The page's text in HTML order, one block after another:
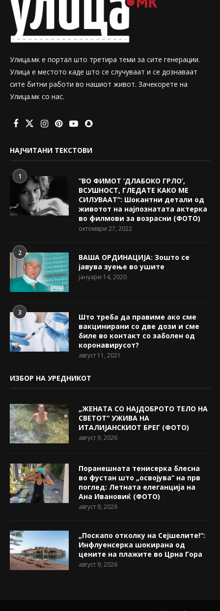
Улица.мк е портал што третира теми за сите генерации.
Улица е местото каде што се случуваат и се дознаваат
сите битни работи во нашиот живот. Зачекорете на
Улица.мк со нас.
НАЈЧИТАНИ ТЕКСТОВИ
1
“ВО ФИМОТ ‘ДЛАБОКО ГРЛО’,
ВСУШНОСТ, ГЛЕДАТЕ КАКО МЕ
СИЛУВААТ“: Шокантни детали од
животот на најпознатата актерка
во филмови за возрасни (ФОТО)
октомври 27, 2022
2
ВАША ОРДИНАЦИЈА: Зошто се
јавува зуење во ушите
јануари 14, 2020
3
Што треба да правиме ако сме
вакцинирани со две дози и сме
биле во контакт со заболен од
коронавирусот?
август 11, 2021
ИЗБОР НА УРЕДНИКОТ
„ЖЕНАТА СО НАЈДОБРОТО ТЕЛО НА
СВЕТОТ“ УЖИВА НА
ИТАЛИЈАНСКИОТ БРЕГ (ФОТО)
август 9, 2026
Поранешната тенисерка блесна
во фустан што „освојува“ на прв
поглед: Летната елеганција на
Ана Ивановиќ (ФОТО)
август 9, 2026
„Поскапо отколку на Сејшелите!“:
Инфлуенсерка шокирана од
цените на плажите во Црна Гора
август 9, 2026